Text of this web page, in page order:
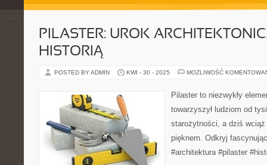
PILASTER: UROK
HISTORIĄ
POSTED BY ADMIN KWI - 30 - 2025 MOŻLIWOŚĆ
Pilaster to niezwykły
towarzyszył ludziom od
starożytności, a dziś
pięknem. Odkryj
#architektura #pilaster